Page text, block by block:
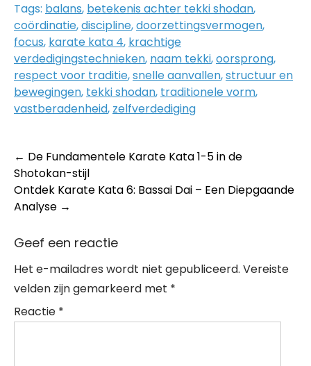
Tags: balans, betekenis achter tekki shodan,
coördinatie,discipline,doorzettingsvermogen,
focus, karate kata 4, krachtige
verdedigingstechnieken, naam tekki,oorsprong,
respect voor traditie,snelle aanvallen,structuur en
bewegingen, tekki shodan, traditionele vorm,
vastberadenheid, zelfverdediging
Post
navigation
← De Fundamentele Karate Kata 1-5 in de
Shotokan-stijl
Ontdek Karate Kata 6: Bassai Dai – Een Diepgaande
Analyse →
Geef een reactie
Het e-mailadres wordt niet gepubliceerd. Vereiste
velden zijn gemarkeerd met *
Reactie *